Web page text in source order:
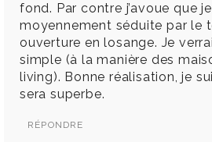
fond. Par contre j’avoue que
moyennement séduite par le
ouverture en losange. Je
simple (à la manière des
living). Bonne réalisation, je
sera superbe.
RÉPONDRE